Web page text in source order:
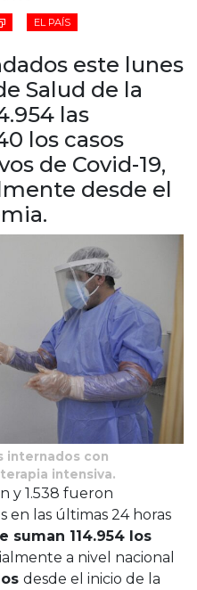
Eje
Ansenuza
y zona
y sur
EL PAÍS
este lunes
Salud de la
las
los casos
de Covid-19,
desde el
internados con
intensiva.
y 1.538 fueron
en las últimas 24 horas
suman 114.954 los
a nivel nacional
desde el inicio de la